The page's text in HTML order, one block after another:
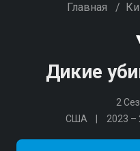
Главная /
Дикие
2
США
2023 –